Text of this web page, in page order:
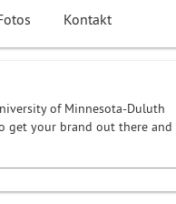
Kontakt
of Minnesota-Duluth
get your brand out there and